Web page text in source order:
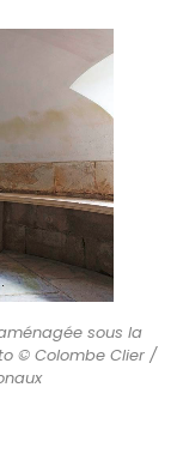
sous la
© Colombe Clier /